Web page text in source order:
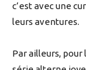
c’est avec une
leurs aventures.
Par ailleurs, pour